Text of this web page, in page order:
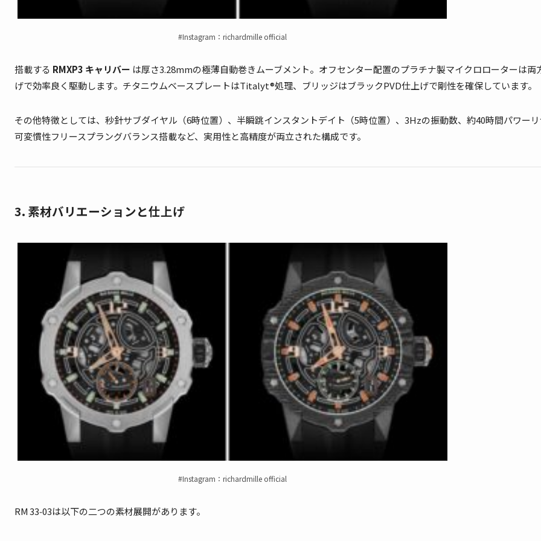
#Instagram：richardmille official
搭載する RMXP3 キャリバー は厚さ3.28mmの極薄自動巻きムーブメント。オフセンター配置のプラチナ製マイクロローターは両
げで効率良く駆動します。チタニウムベースプレートはTitalyt®処理、ブリッジはブラックPVD仕上げで剛性を確保しています。
その他特徴としては、秒針サブダイヤル（6時位置）、半瞬跳インスタントデイト（5時位置）、3Hzの振動数、約40時間パワーリ
可変慣性フリースプラングバランス搭載など、実用性と高精度が両立された構成です。
3. 素材バリエーションと仕上げ
#Instagram：richardmille official
RM 33‑03は以下の二つの素材展開があります。